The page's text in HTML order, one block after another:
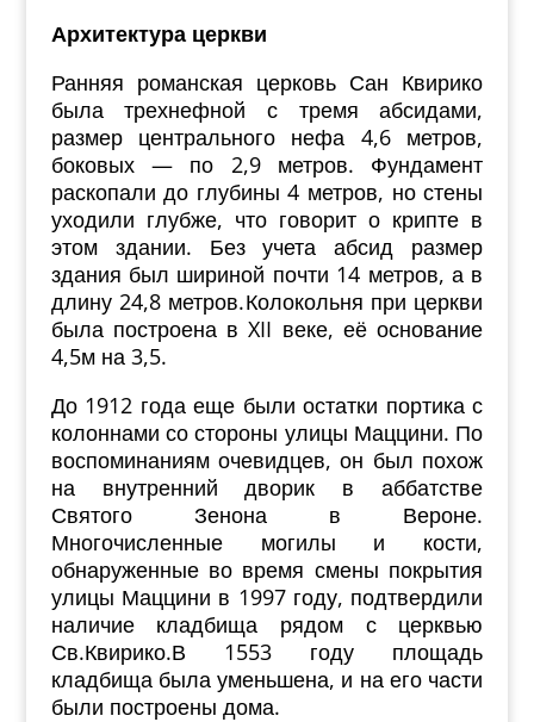
Архитектура церкви
Ранняя романская церковь Сан Квирико
была трехнефной с тремя абсидами,
размер центрального нефа 4,6 метров,
боковых — по 2,9 метров. Фундамент
раскопали до глубины 4 метров, но стены
уходили глубже, что говорит о крипте в
этом здании. Без учета абсид размер
здания был шириной почти 14 метров, а в
длину 24,8 метров.Колокольня при церкви
была построена в XII веке, её основание
4,5м на 3,5.
До 1912 года еще были остатки портика с
колоннами со стороны улицы Маццини. По
воспоминаниям очевидцев, он был похож
на внутренний дворик в аббатстве
Святого Зенона в Вероне.
Многочисленные могилы и кости,
обнаруженные во время смены покрытия
улицы Маццини в 1997 году, подтвердили
наличие кладбища рядом с церквью
Св.Квирико.В 1553 году площадь
кладбища была уменьшена, и на его части
были построены дома.